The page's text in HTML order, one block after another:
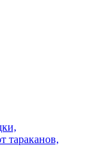
тараканов,